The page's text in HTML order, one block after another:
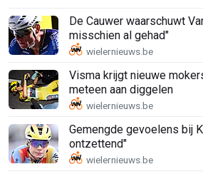
De Cauwer waarschuwt
misschien al gehad"
Visma krijgt nieuwe
meteen aan diggelen
Gemengde gevoelens bij
ontzettend"